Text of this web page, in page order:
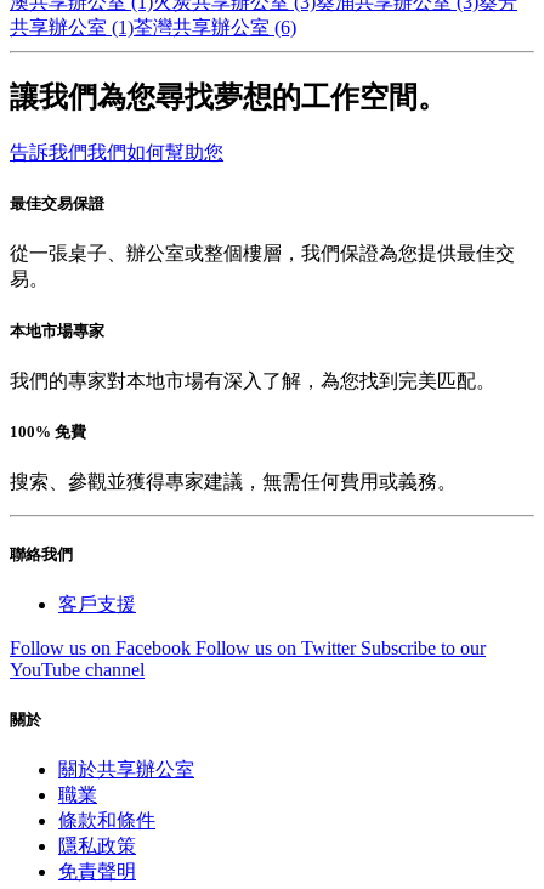
共享辦公室 (1)荃灣共享辦公室 (6)
讓我們為您尋找夢想的工作空間。
告訴我們我們如何幫助您
最佳交易保證
從一張桌子、辦公室或整個樓層，我們保證為您提供最佳交
易。
本地市場專家
我們的專家對本地市場有深入了解，為您找到完美匹配。
100% 免費
搜索、參觀並獲得專家建議，無需任何費用或義務。
聯絡我們
客戶支援
Follow us on Facebook Follow us on Twitter Subscribe to our
YouTube channel
關於
關於共享辦公室
職業
條款和條件
隱私政策
免責聲明